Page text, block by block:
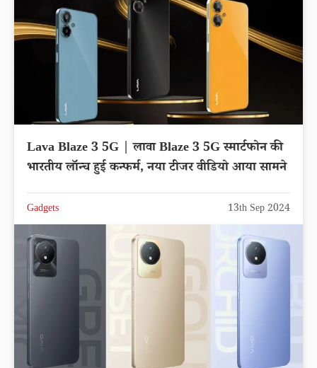
Lava Blaze 3 5G | लावा Blaze 3 5G स्मार्टफोन की
भारतीय लॉन्च हुई कन्फर्म, नया टीजर वीडियो आया सामने
Gadgets 13th Sep 2024